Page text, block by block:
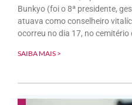
Bunkyo (foi o 8ª presidente,
atuava como conselheiro
ocorreu no dia 17, no cemitério
SAIBA MAIS >